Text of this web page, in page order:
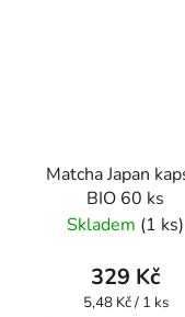
Matcha Japan
BIO 60 ks
Skladem (1 ks)
329 Kč
Měrná
5,48 Kč / 1 ks